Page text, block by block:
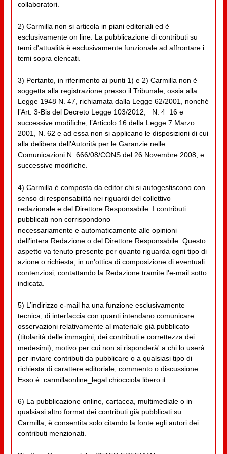
collaboratori.
2) Carmilla non si articola in piani editoriali ed è
esclusivamente on line. La pubblicazione di contributi su
temi d'attualità è esclusivamente funzionale ad affrontare i
temi sopra elencati.
3) Pertanto, in riferimento ai punti 1) e 2) Carmilla non è
soggetta alla registrazione presso il Tribunale, ossia alla
Legge 1948 N. 47, richiamata dalla Legge 62/2001, nonché
l’Art. 3-Bis del Decreto Legge 103/2012, _N. 4_16 e
successive modifiche, l’Articolo 16 della Legge 7 Marzo
2001, N. 62 e ad essa non si applicano le disposizioni di cui
alla delibera dell'Autorità per le Garanzie nelle
Comunicazioni N. 666/08/CONS del 26 Novembre 2008, e
successive modifiche.
4) Carmilla è composta da editor chi si autogestiscono con
senso di responsabilità nei riguardi del collettivo
redazionale e del Direttore Responsabile. I contributi
pubblicati non corrispondono
necessariamente e automaticamente alle opinioni
dell'intera Redazione o del Direttore Responsabile. Questo
aspetto va tenuto presente per quanto riguarda ogni tipo di
azione o richiesta, in un'ottica di composizione di eventuali
contenziosi, contattando la Redazione tramite l'e-mail sotto
indicata.
5) L’indirizzo e-mail ha una funzione esclusivamente
tecnica, di interfaccia con quanti intendano comunicare
osservazioni relativamente al materiale già pubblicato
(titolarità delle immagini, dei contributi e correttezza dei
medesimi), motivo per cui non si risponderà' a chi lo userà
per inviare contributi da pubblicare o a qualsiasi tipo di
richiesta di carattere editoriale, commento o discussione.
Esso è: carmillaonline_legal chiocciola libero.it
6) La pubblicazione online, cartacea, multimediale o in
qualsiasi altro format dei contributi già pubblicati su
Carmilla, è consentita solo citando la fonte egli autori dei
contributi menzionati.